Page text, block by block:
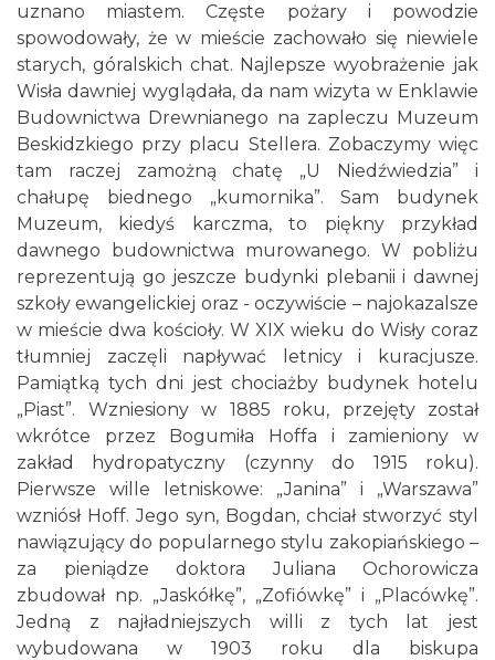
uznano miastem. Częste pożary i powodzie
spowodowały, że w mieście zachowało się niewiele
starych, góralskich chat. Najlepsze wyobrażenie jak
Wisła dawniej wyglądała, da nam wizyta w Enklawie
Budownictwa Drewnianego na zapleczu Muzeum
Beskidzkiego przy placu Stellera. Zobaczymy więc
tam raczej zamożną chatę „U Niedźwiedzia” i
chałupę biednego „kumornika”. Sam budynek
Muzeum, kiedyś karczma, to piękny przykład
dawnego budownictwa murowanego. W pobliżu
reprezentują go jeszcze budynki plebanii i dawnej
szkoły ewangelickiej oraz - oczywiście – najokazalsze
w mieście dwa kościoły. W XIX wieku do Wisły coraz
tłumniej zaczęli napływać letnicy i kuracjusze.
Pamiątką tych dni jest chociażby budynek hotelu
„Piast”. Wzniesiony w 1885 roku, przejęty został
wkrótce przez Bogumiła Hoffa i zamieniony w
zakład hydropatyczny (czynny do 1915 roku).
Pierwsze wille letniskowe: „Janina” i „Warszawa”
wzniósł Hoff. Jego syn, Bogdan, chciał stworzyć styl
nawiązujący do popularnego stylu zakopiańskiego –
za pieniądze doktora Juliana Ochorowicza
zbudował np. „Jaskółkę”, „Zofiówkę” i „Placówkę”.
Jedną z najładniejszych willi z tych lat jest
wybudowana w 1903 roku dla biskupa